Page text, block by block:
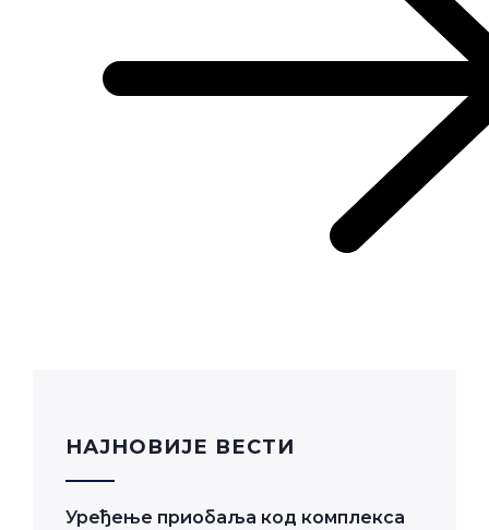
НАЈНОВИЈЕ ВЕСТИ
Уређење приобаља код комплекса